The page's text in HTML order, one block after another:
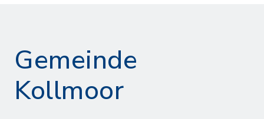
Gemeinde
Kollmoor